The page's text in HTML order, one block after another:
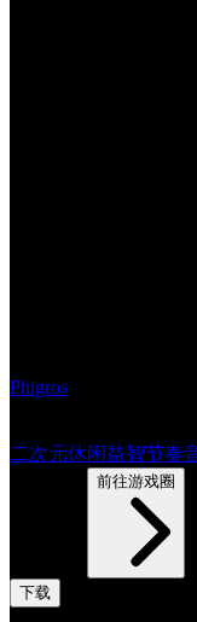
Phigros
二次元休闲益智节奏
前往游戏圈
下载